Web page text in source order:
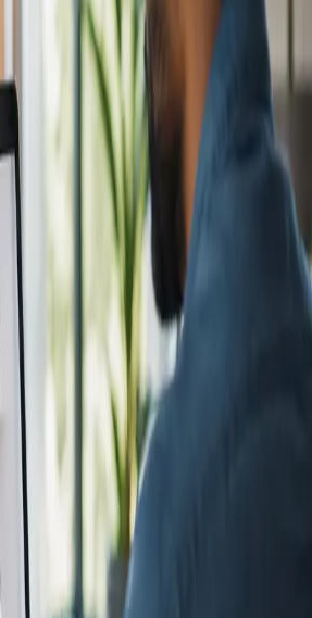
Diagnostico vascular
Reservar
y Linfologia
Online Flebologia y Linfologia